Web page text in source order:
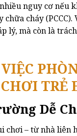
nguy cơ nếu
cháy
lý, mà còn là
TRẺ
Dễ
– từ nhà liên